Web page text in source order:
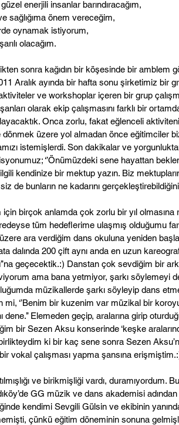
enerjili insanlar barındıracağım,
sağlığıma önem vereceğim,
oynamak istiyorum,
olacağım.
sonra kağıdın bir köşesinde bir amblem
Aralık ayında bir hafta sonu şirketimiz bir
ve workshoplar içeren bir grup
olarak ekip çalışmasını farklı bir
Onca zorlu, fakat eğlenceli
üzere yol almadan önce eğitimciler
istemişlerdi. Son dakikalar ve
‘’Önümüzdeki sene hayattan
kendinize bir mektup yazın. Biz
de bunların ne kadarını
için birçok anlamda çok zorlu bir yıl
tüm hedeflerime ulaşmış olduğumu
ara verdiğim dans okuluna yeniden
dalında 200 çift aynı anda en uzun
geçecektik.:) Danstan çok sevdiğim bir
ama bana yetmiyor, şarkı söylemeyi
müzikallerde şarkı söyleyip dans
mi, ‘’Benim bir kuzenim var müzikal bir
dene.’’ Elemeden geçip, aralarına girip
bir Sezen Aksu konserinde ‘keşke
ki bir kaç sene sonra Sezen
vokal çalışması yapma şansına
ve birikmişliği vardı, duramıyordum.
GG müzik ve dans akademisi
kendimi Sevgili Gülsin ve ekibinin
çünkü eğitim döneminin sonuna